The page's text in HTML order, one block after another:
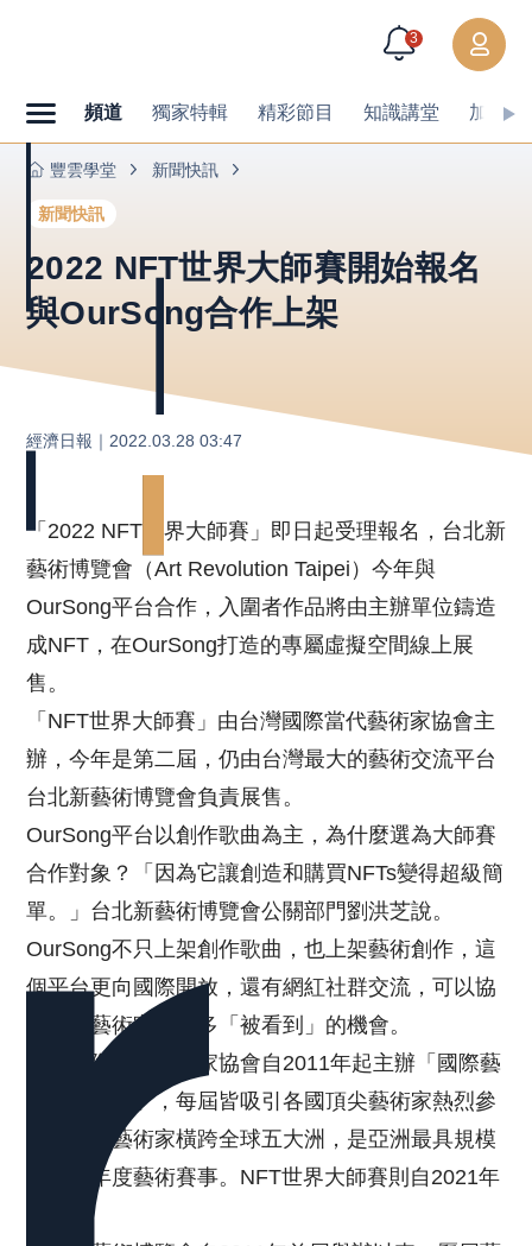
3
頻道 獨家特輯 精彩節目 知識講堂 加值內
豐雲學堂 新聞快訊
新聞快訊
2022 NFT世界大師賽開始報名
與OurSong合作上架
經濟日報 ｜ 2022.03.28 03:47
「2022 NFT世界大師賽」即日起受理報名，台北新
藝術博覽會（Art Revolution Taipei）今年與
OurSong平台合作，入圍者作品將由主辦單位鑄造
成NFT，在OurSong打造的專屬虛擬空間線上展
售。
「NFT世界大師賽」由台灣國際當代藝術家協會主
辦，今年是第二屆，仍由台灣最大的藝術交流平台
台北新藝術博覽會負責展售。
OurSong平台以創作歌曲為主，為什麼選為大師賽
合作對象？「因為它讓創造和購買NFTs變得超級簡
單。」台北新藝術博覽會公關部門劉洪芝說。
OurSong不只上架創作歌曲，也上架藝術創作，這
個平台更向國際開放，還有網紅社群交流，可以協
助數位藝術家有更多「被看到」的機會。
台灣國際當代藝術家協會自2011年起主辦「國際藝
術家大獎賽」，每屆皆吸引各國頂尖藝術家熱烈參
與，參賽藝術家橫跨全球五大洲，是亞洲最具規模
的大型年度藝術賽事。NFT世界大師賽則自2021年